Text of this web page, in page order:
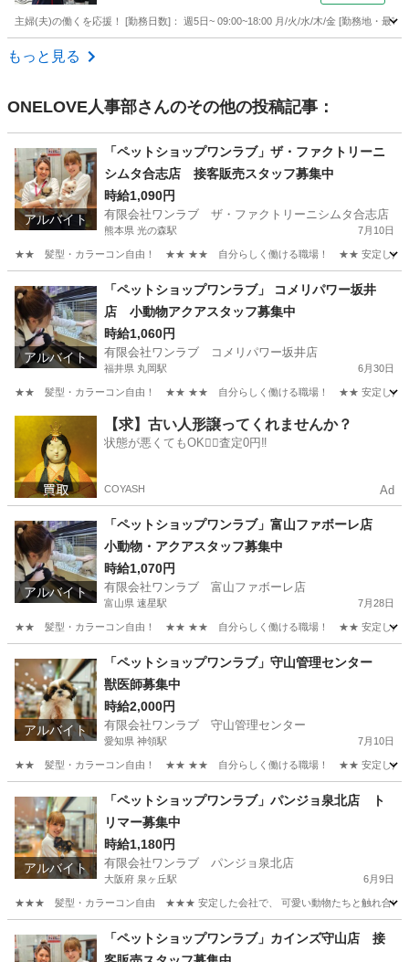
主婦(夫)の働くを応援！ [勤務日数]： 週5日~ 09:00~18:00 月/火/水/木/金 [勤務地・最
静岡 富士宮市
もっと見る
ONELOVE人事部さんのその他の投稿記事：
アルバイト
「ペットショップワンラブ」ザ・ファクトリーニ
シムタ合志店 接客販売スタッフ募集中
時給1,090円
有限会社ワンラブ ザ・ファクトリーニシムタ合志店
熊本県 光の森駅 7月10日
★★ 髪型・カラーコン自由！ ★★ ★★ 自分らしく働ける職場！ ★★ 安定した会社で
光の森駅 その他 スタッフ
アルバイト
「ペットショップワンラブ」 コメリパワー坂井
店 小動物アクアスタッフ募集中
時給1,060円
有限会社ワンラブ コメリパワー坂井店
福井県 丸岡駅 6月30日
★★ 髪型・カラーコン自由！ ★★ ★★ 自分らしく働ける職場！ ★★ 安定した会社で
丸岡駅 その他 動物
【求】古い人形譲ってくれませんか？
状態が悪くてもOK🙆‍♀️査定0円‼️
COYASH Ad
アルバイト
「ペットショップワンラブ」富山ファボーレ店
小動物・アクアスタッフ募集中
時給1,070円
有限会社ワンラブ 富山ファボーレ店
富山県 速星駅 7月28日
★★ 髪型・カラーコン自由！ ★★ ★★ 自分らしく働ける職場！ ★★ 安定した会社で
速星駅 動物
アルバイト
「ペットショップワンラブ」守山管理センター
獣医師募集中
時給2,000円
有限会社ワンラブ 守山管理センター
愛知県 神領駅 7月10日
★★ 髪型・カラーコン自由！ ★★ ★★ 自分らしく働ける職場！ ★★ 安定した会社で
神領駅 その他 スタッフ
アルバイト
「ペットショップワンラブ」パンジョ泉北店 ト
リマー募集中
時給1,180円
有限会社ワンラブ パンジョ泉北店
大阪府 泉ヶ丘駅 6月9日
★★★ 髪型・カラーコン自由 ★★★ 安定した会社で、 可愛い動物たちと触れ合いな
泉ヶ丘駅 動物
「ペットショップワンラブ」カインズ守山店 接